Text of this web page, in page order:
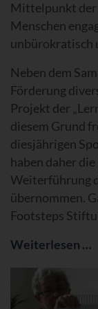
Mittelpunkt der
Menschen
unbürokratisch
Neben dem
Förderung
Projekt der
diesem Grund
diesjährigen
haben daher
Weiterführung
übernommen.
Footsteps
Weiterlesen …